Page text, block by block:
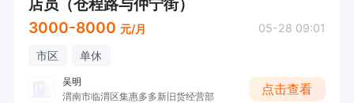
3000-8000 元/月 05-28 09:01
市区 单休
吴明
渭南市临渭区集惠多多新旧货经营部
点击查看